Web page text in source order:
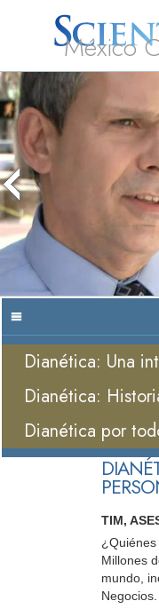
México
Acerca de
Nosotros
L. Ronald
Hubbard
Dianética: Una
Dianética:
Dianética por
TIM,
Millones
mundo,
Negocios.